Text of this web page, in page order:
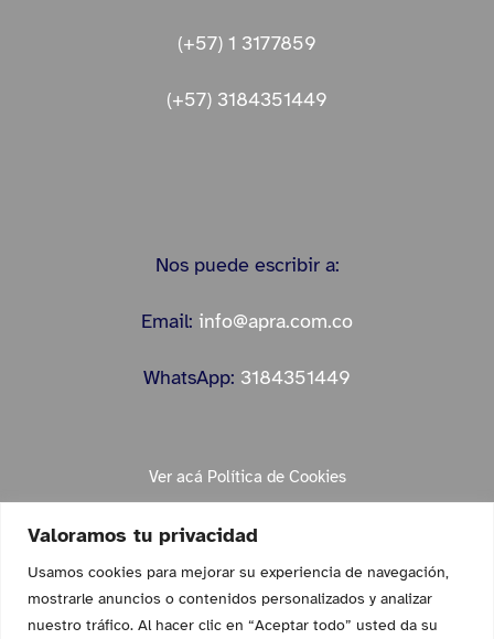
Valoramos tu privacidad
Usamos cookies para mejorar su experiencia de navegación,
mostrarle anuncios o contenidos personalizados y analizar
nuestro tráfico. Al hacer clic en “Aceptar todo” usted da su
(+57) 1 3177859
(+57) 3184351449
Nos puede escribir a:
Email: info@apra.com.co
WhatsApp: 3184351449
Ver acá Política de Cookies